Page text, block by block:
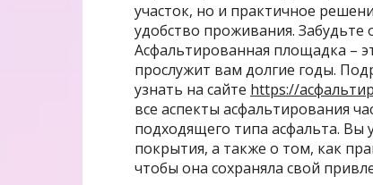
участок, но и практичное
удобство проживания. Забудьте
Асфальтированная площадка –
прослужит вам долгие годы.
узнать на сайте https://
все аспекты асфальтирования
подходящего типа асфальта. Вы
покрытия, а также о том, как
чтобы она сохраняла свой